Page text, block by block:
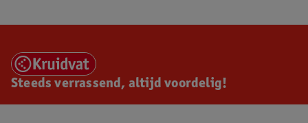
Steeds verrassend, altijd voordelig!